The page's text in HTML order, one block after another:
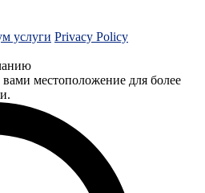
услуги Privacy Policy
местоположение для более